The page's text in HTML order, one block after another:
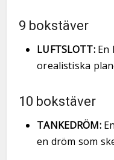
9 bokstäver
LUFTSLOTT:En
orealistiska
10 bokstäver
TANKEDRÖM:
en dröm som